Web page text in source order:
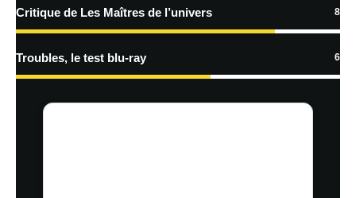
Critique de Les Maîtres de l’univers 8
Troubles, le test blu-ray 6